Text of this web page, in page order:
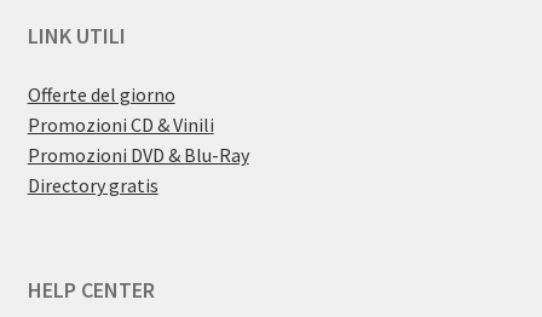
LINK UTILI
Offerte del giorno
Promozioni CD & Vinili
Promozioni DVD & Blu-Ray
Directory gratis
HELP CENTER